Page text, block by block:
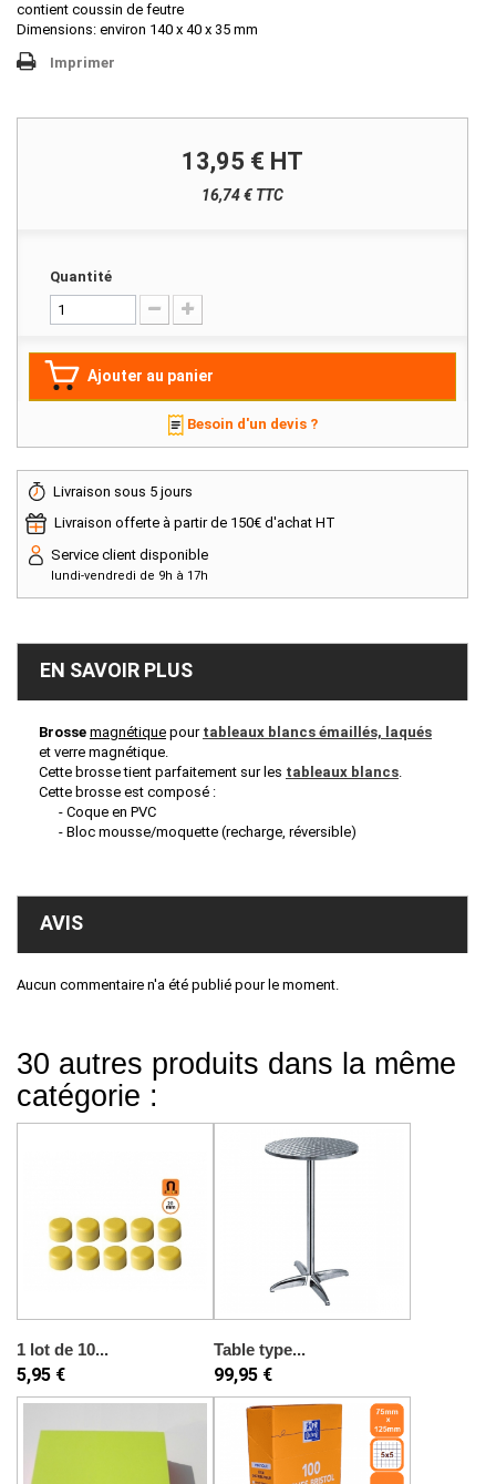
contient coussin de feutre
Dimensions: environ 140 x 40 x 35 mm
Imprimer
13,95 € HT
16,74 € TTC
Quantité
Ajouter au panier
Besoin d'un devis ?
Livraison sous 5 jours
Livraison offerte à partir de 150€ d'achat HT
Service client disponible
lundi-vendredi de 9h à 17h
EN SAVOIR PLUS
Brosse magnétique pour tableaux blancs émaillés, laqués
et verre magnétique.
Cette brosse tient parfaitement sur les tableaux blancs.
Cette brosse est composé :
- Coque en PVC
- Bloc mousse/moquette (recharge, réversible)
AVIS
Aucun commentaire n'a été publié pour le moment.
30 autres produits dans la même
catégorie :
1 lot de 10...
5,95 €
Table type...
99,95 €